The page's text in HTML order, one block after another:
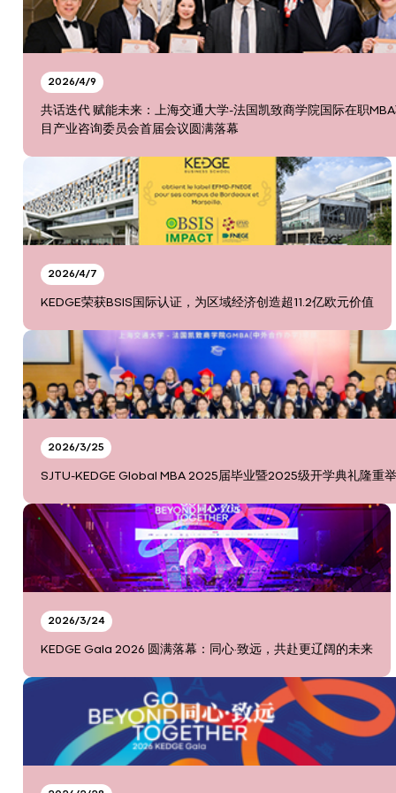
2026/4/9
共话迭代 赋能未来：上海交通大学-法国凯致商学院国际在职
目产业咨询委员会首届会议圆满落幕
2026/4/7
KEDGE荣获BSIS国际认证，为区域经济创造超11.2亿欧元价值
2026/3/25
SJTU-KEDGE Global MBA 2025届毕业暨2025级开学典礼隆重
2026/3/24
KEDGE Gala 2026 圆满落幕：同心·致远，共赴更辽阔的未来